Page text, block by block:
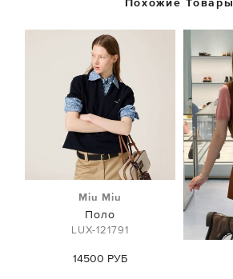
Похожие Товары
Miu Miu
Поло
LUX-121791
14500 РУБ